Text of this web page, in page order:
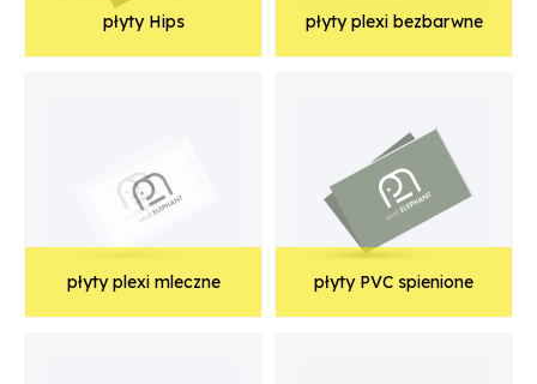
płyty Hips płyty plexi bezbarwne
płyty plexi mleczne płyty PVC spienione